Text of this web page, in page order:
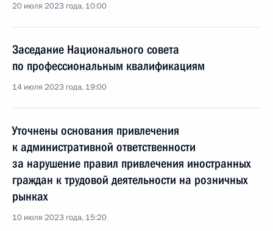
20 июля 2023 года, 10:00
Заседание Национального совета
по профессиональным квалификациям
14 июля 2023 года, 19:00
Уточнены основания привлечения
к административной ответственности
за нарушение правил привлечения иностранных
граждан к трудовой деятельности на розничных
рынках
10 июля 2023 года, 15:20